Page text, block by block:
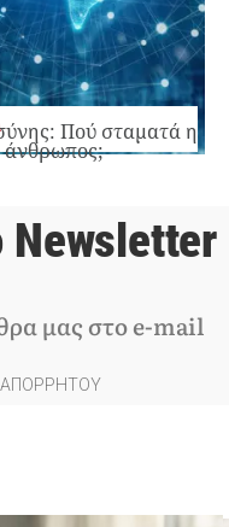
Πού σταματά η
άνθρωπος;
Newsletter
μας στο e-mail
ΑΠΟΡΡΗΤΟΥ